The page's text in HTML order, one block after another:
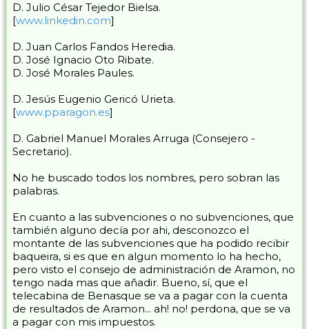
D. Julio César Tejedor Bielsa.
[www.linkedin.com]
D. Juan Carlos Fandos Heredia.
D. José Ignacio Oto Ribate.
D. José Morales Paules.
D. Jesús Eugenio Gericó Urieta.
[www.pparagon.es]
D. Gabriel Manuel Morales Arruga (Consejero -
Secretario).
No he buscado todos los nombres, pero sobran las
palabras.
En cuanto a las subvenciones o no subvenciones, que
también alguno decía por ahi, desconozco el
montante de las subvenciones que ha podido recibir
baqueira, si es que en algun momento lo ha hecho,
pero visto el consejo de administración de Aramon, no
tengo nada mas que añadir. Bueno, sí, que el
telecabina de Benasque se va a pagar con la cuenta
de resultados de Aramon... ah! no! perdona, que se va
a pagar con mis impuestos.